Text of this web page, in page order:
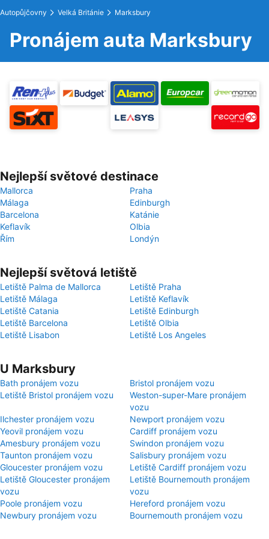
Autopůjčovny Velká Británie Marksbury
Pronájem auta Marksbury
Nejlepší světové destinace
Mallorca
Praha
Málaga
Edinburgh
Barcelona
Katánie
Keflavík
Olbia
Řím
Londýn
Nejlepší světová letiště
Letiště Palma de Mallorca
Letiště Praha
Letiště Málaga
Letiště Keflavík
Letiště Catania
Letiště Edinburgh
Letiště Barcelona
Letiště Olbia
Letiště Lisabon
Letiště Los Angeles
U Marksbury
Bath pronájem vozu
Bristol pronájem vozu
Letiště Bristol pronájem vozu
Weston-super-Mare pronájem
vozu
Ilchester pronájem vozu
Newport pronájem vozu
Yeovil pronájem vozu
Cardiff pronájem vozu
Amesbury pronájem vozu
Swindon pronájem vozu
Taunton pronájem vozu
Salisbury pronájem vozu
Gloucester pronájem vozu
Letiště Cardiff pronájem vozu
Letiště Gloucester pronájem
vozu
Letiště Bournemouth pronájem
vozu
Poole pronájem vozu
Hereford pronájem vozu
Newbury pronájem vozu
Bournemouth pronájem vozu